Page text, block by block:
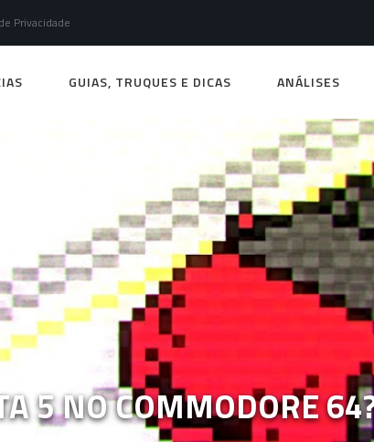
Privacidade
GUIAS, TRUQUES E DICAS ANÁLISES
5 NO COMMODORE